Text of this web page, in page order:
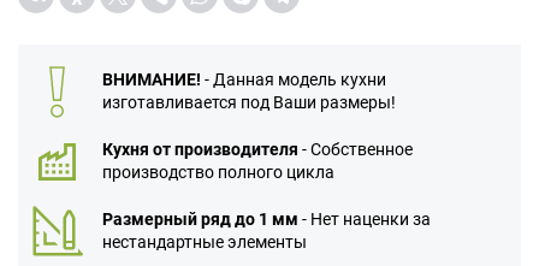
ВНИМАНИЕ! - Данная модель кухни
изготавливается под Ваши размеры!
Кухня от производителя - Собственное
производство полного цикла
Размерный ряд до 1 мм - Нет наценки за
нестандартные элементы